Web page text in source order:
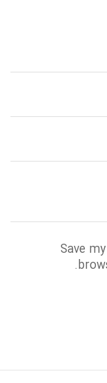
Save